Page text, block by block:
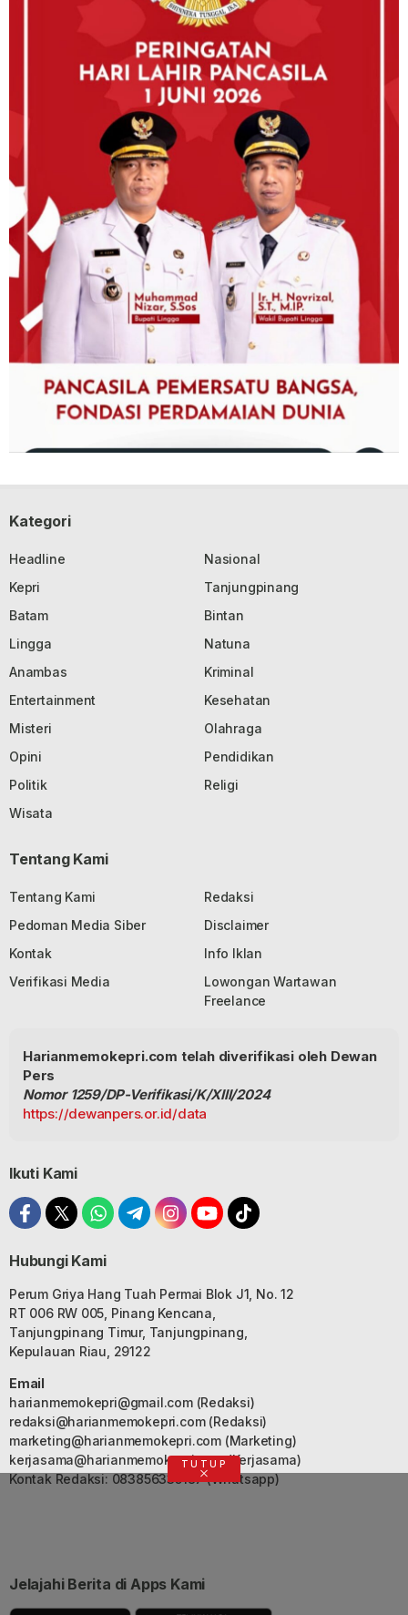
Kategori
Headline
Nasional
Kepri
Tanjungpinang
Batam
Bintan
Lingga
Natuna
Anambas
Kriminal
Entertainment
Kesehatan
Misteri
Olahraga
Opini
Pendidikan
Politik
Religi
Wisata
Tentang Kami
Tentang Kami
Redaksi
Pedoman Media Siber
Disclaimer
Kontak
Info Iklan
Verifikasi Media
Lowongan Wartawan
Freelance
Harianmemokepri.com telah diverifikasi oleh Dewan
Pers
Nomor 1259/DP-Verifikasi/K/XIII/2024
https://dewanpers.or.id/data
Ikuti Kami
Hubungi Kami
Perum Griya Hang Tuah Permai Blok J1, No. 12
RT 006 RW 005, Pinang Kencana,
Tanjungpinang Timur, Tanjungpinang,
Kepulauan Riau, 29122
Email
harianmemokepri@gmail.com(Redaksi)
redaksi@harianmemokepri.com(Redaksi)
marketing@harianmemokepri.com(Marketing)
kerjasama@harianmemokepri.com(Kerjasama)
Kontak Redaksi: 083856335187 (Whatsapp)
Jelajahi Berita di Apps Kami
TUTUP